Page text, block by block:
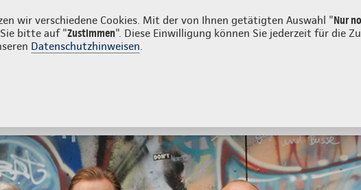
wir verschiedene Cookies. Mit der von Ihnen getätigten Auswahl "Nur
bitte auf "Zustimmen". Diese Einwilligung können Sie jederzeit für die
Datenschutzhinweisen.
Firmenkunden